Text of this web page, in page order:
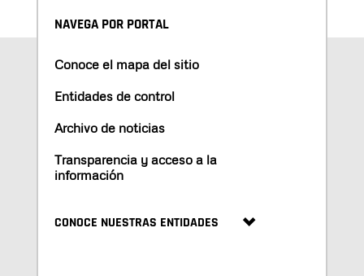
NAVEGA POR PORTAL
Conoce el mapa del sitio
Entidades de control
Archivo de noticias
Transparencia y acceso a la
información
CONOCE NUESTRAS ENTIDADES